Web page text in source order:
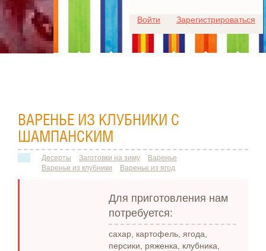
Войти Зарегистрироваться
ВАРЕНЬЕ ИЗ КЛУБНИКИ С
ШАМПАНСКИМ
Десерты Заготовки на зиму
Варенье
Варенье из клубники
Варенье из ягод
Для приготовления нам
потребуется:
сахар, картофель, ягода,
персики, ряженка, клубника,
Для любых предложений по